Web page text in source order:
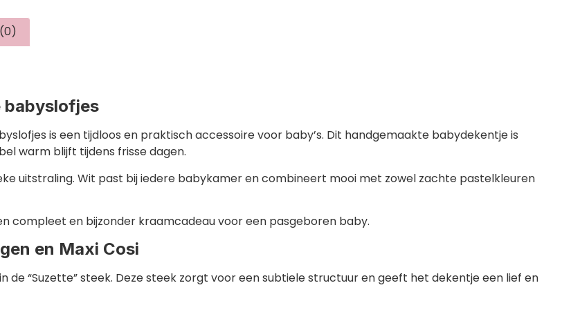
babyslofjes
is een tijdloos en praktisch accessoire voor baby’s. Dit handgemaakte babydekentje is
warm blijft tijdens frisse dagen.
uitstraling. Wit past bij iedere babykamer en combineert mooi met zowel zachte pastelkleuren
compleet en bijzonder kraamcadeau voor een pasgeboren baby.
en Maxi Cosi
“Suzette” steek. Deze steek zorgt voor een subtiele structuur en geeft het dekentje een lief en